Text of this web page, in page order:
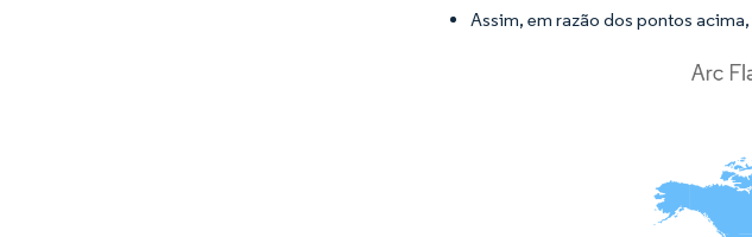
Assim, em razão dos pontos